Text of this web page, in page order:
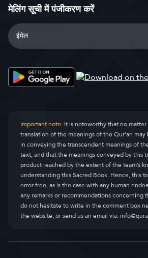
मेलिंग सूची में पंजीकरण करें
Important note:It is noteworthy that no
translation of the meanings of the Qur’an
in conveying the transcendent meanings of
text, and that the meanings conveyed by this
product reached by the extent of the team’s
understanding this Sacred Book. Hence, this
error-free, as is the case with any human
any remarks or recommendations concerning
do not hesitate to write in the comment box
the website, or send us an email via: